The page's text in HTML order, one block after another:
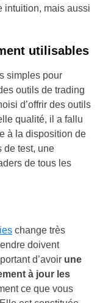
intuition, mais aussi
utilisables
simples pour
outils de trading
d’offrir des outils
qualité, il a fallu
à la disposition de
de test, une
de tous les
change très
doivent
d’avoir une
à jour les
ce que vous